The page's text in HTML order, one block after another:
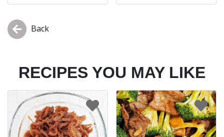
Back
RECIPES YOU MAY LIKE